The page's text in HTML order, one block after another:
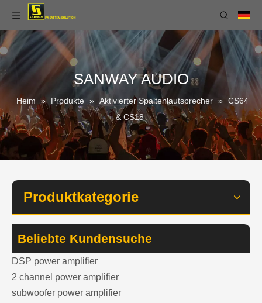
SANWAY AUDIO
Heim » Produkte » Aktivierter Spaltenlautsprecher » CS64
& CS18
Produktkategorie
Beliebte Kundensuche
DSP power amplifier
2 channel power amplifier
subwoofer power amplifier